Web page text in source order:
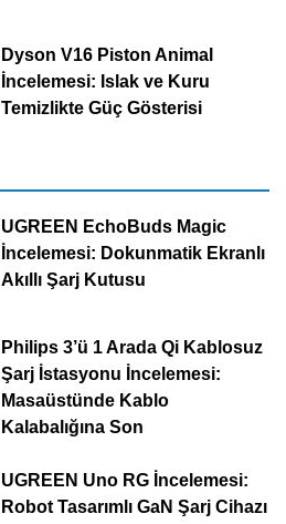
Dyson V16 Piston Animal
İncelemesi: Islak ve Kuru
Temizlikte Güç Gösterisi
UGREEN EchoBuds Magic
İncelemesi: Dokunmatik Ekranlı
Akıllı Şarj Kutusu
Philips 3’ü 1 Arada Qi Kablosuz
Şarj İstasyonu İncelemesi:
Masaüstünde Kablo
Kalabalığına Son
UGREEN Uno RG İncelemesi:
Robot Tasarımlı GaN Şarj Cihazı